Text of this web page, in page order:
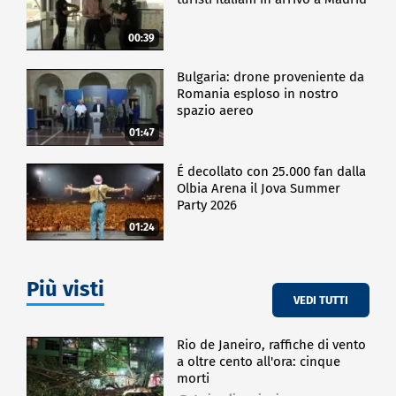
faccia, inclusi i sostenitori di Mosca come Ungheria e
Slovacchia. Lì si toccherà con mano che l'Europa
della Difesa ad oggi non si può costruire solo fra
solo fra paesi dotati di forza militare (e qui il Regno
Unito è fondamentale) e con la volontà politica di
procedere su questa strada, senza nessuno con il
diritto di veto. L'Italia dovrà decidere da che parte
stare.
CRONACA
00:39
01:47
Bulgaria: drone proveniente da
Romania esploso in nostro
spazio aereo
01:24
É decollato con 25.000 fan dalla
Olbia Arena il Jova Summer
Party 2026
Più visti VEDI TUTTI
Rio de Janeiro, raffiche di vento
a oltre cento all'ora: cinque
morti